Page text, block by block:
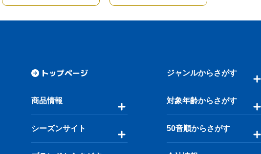
トップページ
商品情報
シーズンサイト
ジャンルからさがす
対象年齢からさがす
50音順からさがす